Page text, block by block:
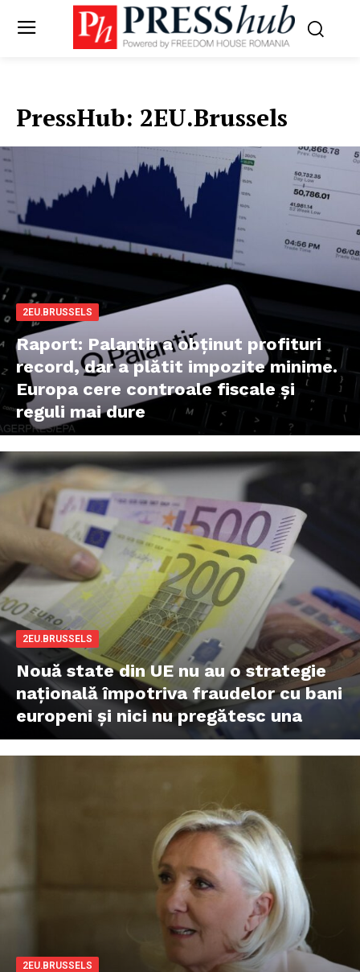
PressHub: 2EU.Brussels
2EU.BRUSSELS
Raport: Palantir a obținut profituri
record, dar a plătit impozite minime.
Europa cere controale fiscale și
reguli mai dure
2EU.BRUSSELS
Nouă state din UE nu au o strategie
națională împotriva fraudelor cu bani
europeni și nici nu pregătesc una
2EU.BRUSSELS